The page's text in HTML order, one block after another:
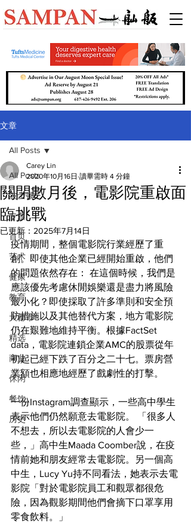
文章
All Posts
波士顿
专题
首页
艺术
健康
教育
大都市
精选
商业
休闲
餐饮
历史
All Posts
關閉數月後，電影院重啟面
臨挑戰
Carey Lin
2020年10月16日 讀畢需時 4 分鐘
已更新： 2025年7月14日
疫情期間，整個電影院行業經歷了重
創。即使其他企業已經開始重啟，他們
的問題依然存在： 在這個時候，我們是
應該優先考慮休閒娛樂還是盡力將風險
最小化？即使採取了許多準則和安全預
防措施以及其他替代方案，地方電影院
仍在艱難地維持平衡。根據FactSet
data，電影院連鎖企業AMC的股票從年
初起已經下跌了百分之二十七。票房營
業額也相應地經歷了戲劇性的打擊。
一份Instagram調查顯示，一些高中學生
表示他們仍然願意去電影院。 「很多人
不想去，所以去電影院的人會少一
些，」高中生Maada Coomber說，在疫
情前她和朋友經常去電影院。另一個高
中生，Lucy Yu持不同看法，她表示去電
影院「對於電影院員工和觀眾都很危
險，因為觀影期間他們會摘下口罩享用
零食飲料。」